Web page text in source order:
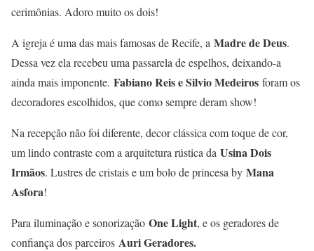
cerimônias. Adoro muito os dois!
A igreja é uma das mais famosas de Recife, a Madre de Deus.
Dessa vez ela recebeu uma passarela de espelhos, deixando-a
ainda mais imponente. Fabiano Reis e Silvio Medeiros foram os
decoradores escolhidos, que como sempre deram show!
Na recepção não foi diferente, decor clássica com toque de cor,
um lindo contraste com a arquitetura rústica da Usina Dois
Irmãos. Lustres de cristais e um bolo de princesa by Mana
Asfora!
Para iluminação e sonorização One Light, e os geradores de
confiança dos parceiros Auri Geradores.